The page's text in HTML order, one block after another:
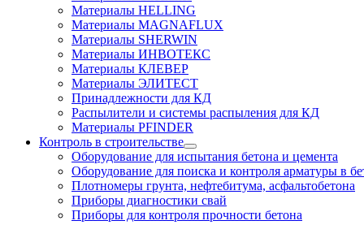
Материалы HELLING
Материалы MAGNAFLUX
Материалы SHERWIN
Материалы ИНВОТЕКС
Материалы КЛЕВЕР
Материалы ЭЛИТЕСТ
Принадлежности для КД
Распылители и системы распыления для КД
Материалы PFINDER
Контроль в строительстве
Оборудование для испытания бетона и цемента
Оборудование для поиска и контроля арматуры в
Плотномеры грунта, нефтебитума, асфальтобетона
Приборы диагностики свай
Приборы для контроля прочности бетона